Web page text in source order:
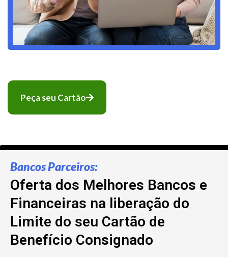
Peça seu Cartão
Bancos Parceiros:
Oferta dos Melhores Bancos e
Financeiras na liberação do
Limite do seu Cartão de
Benefício Consignado